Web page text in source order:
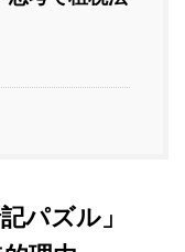
パズル」